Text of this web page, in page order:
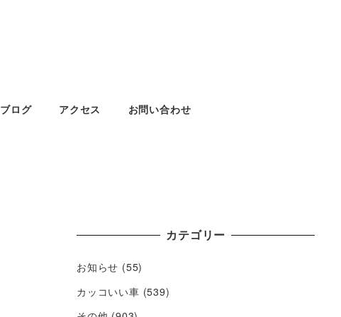
ブログ アクセス お問い合わせ
カテゴリー
お知らせ (55)
カッコいい車 (539)